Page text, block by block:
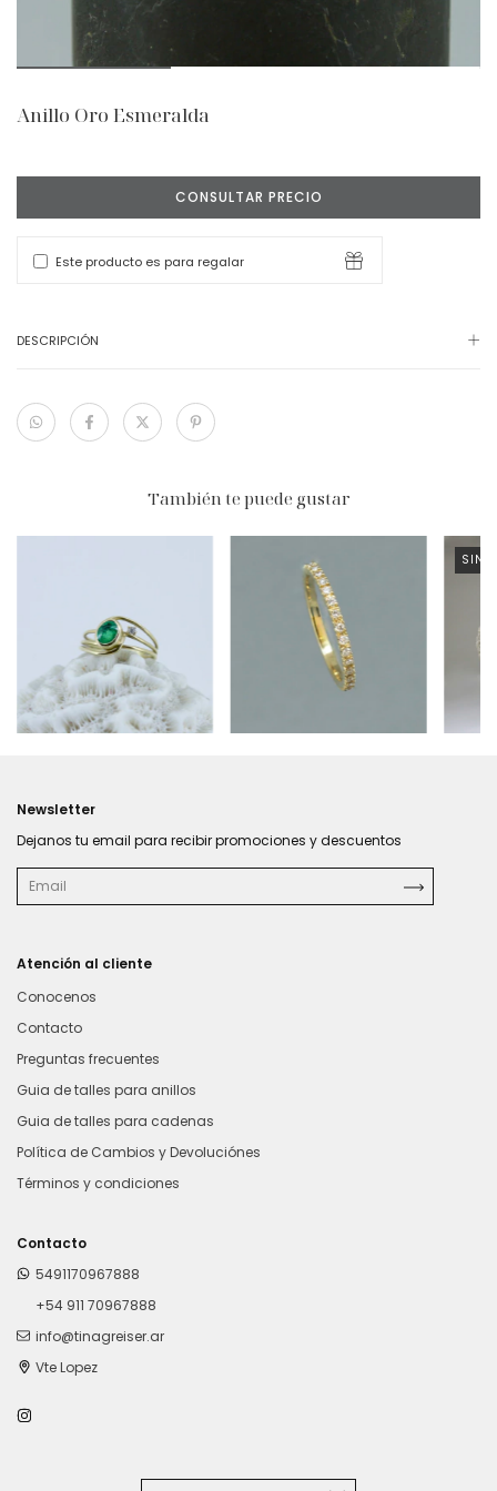
Anillo Oro Esmeralda
Este producto es para regalar
DESCRIPCIÓN
También te puede gustar
SIN
Newsletter
Dejanos tu email para recibir promociones y descuentos
Atención al cliente
Conocenos
Contacto
Preguntas frecuentes
Guia de talles para anillos
Guia de talles para cadenas
Política de Cambios y Devoluciónes
Términos y condiciones
Contacto
5491170967888
+54 911 70967888
info@tinagreiser.ar
Vte Lopez